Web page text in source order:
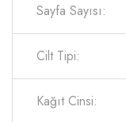
Sayfa Sayısı:
Cilt Tipi:
Kağıt Cinsi: